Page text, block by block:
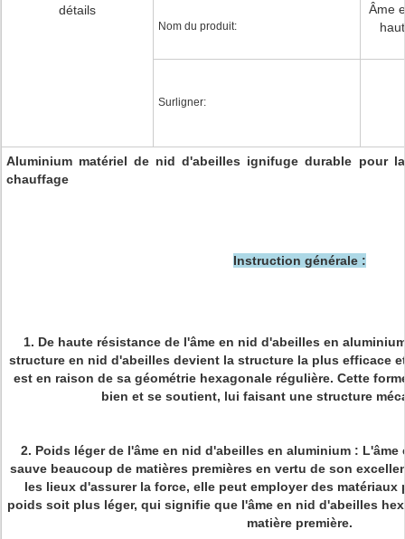
détails
Nom du produit:
Âme
Surligner:
Aluminium matériel de nid d'abeilles ignifuge durable pour
chauffage
Instruction générale :
1. De haute résistance de l'âme en nid d'abeilles en
structure en nid d'abeilles devient la structure la plus efficace
est en raison de sa géométrie hexagonale régulière. Cette
bien et se soutient, lui faisant une structure
2. Poids léger de l'âme en nid d'abeilles en aluminium :
sauve beaucoup de matières premières en vertu de son
les lieux d'assurer la force, elle peut employer des matériaux
poids soit plus léger, qui signifie que l'âme en nid d'abeilles
matière première.